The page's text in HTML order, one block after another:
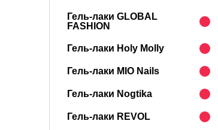
Гель-лаки GLOBAL
FASHION
Гель-лаки Holy Molly
Гель-лаки MIO Nails
Гель-лаки Nogtika
Гель-лаки REVOL